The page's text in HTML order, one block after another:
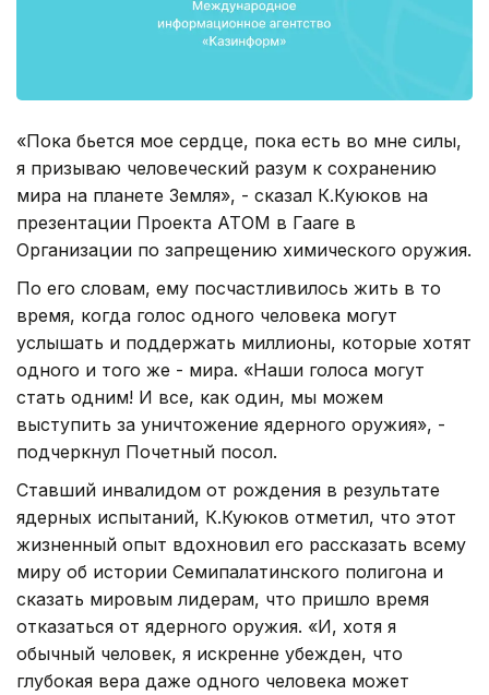
«Пока бьется мое сердце, пока есть во мне силы,
я призываю человеческий разум к сохранению
мира на планете Земля», - сказал К.Куюков на
презентации Проекта АТОМ в Гааге в
Организации по запрещению химического оружия.
По его словам, ему посчастливилось жить в то
время, когда голос одного человека могут
услышать и поддержать миллионы, которые хотят
одного и того же - мира. «Наши голоса могут
стать одним! И все, как один, мы можем
выступить за уничтожение ядерного оружия», -
подчеркнул Почетный посол.
Ставший инвалидом от рождения в результате
ядерных испытаний, К.Куюков отметил, что этот
жизненный опыт вдохновил его рассказать всему
миру об истории Семипалатинского полигона и
сказать мировым лидерам, что пришло время
отказаться от ядерного оружия. «И, хотя я
обычный человек, я искренне убежден, что
глубокая вера даже одного человека может